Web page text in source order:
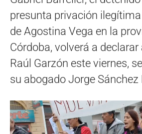
presunta privación
de Agostina Vega en la
Córdoba, volverá a declarar
Raúl Garzón este viernes,
su abogado Jorge Sánchez
Reproductor
de